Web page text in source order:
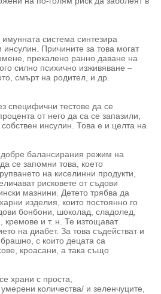
система синтезира
Причините за това могат
прекалено ранно даване на
силно психично изживяване –
смърт на родител, и др.
специфични тестове да се
от него да са се запазили,
инсулин. Това е и целта на
балансирания режим на
се запомни това, което
на киселинни продукти,
рисковете от съдови
мазнини. Детето трябва да
изделия, които постоянно го
бонбони, шоколад, сладолед,
и т. н. Те изтощават
на диабет. За това съдействат и
с които децата са
кроасани, а така също
храни с проста,
количества/ и зеленчуците,